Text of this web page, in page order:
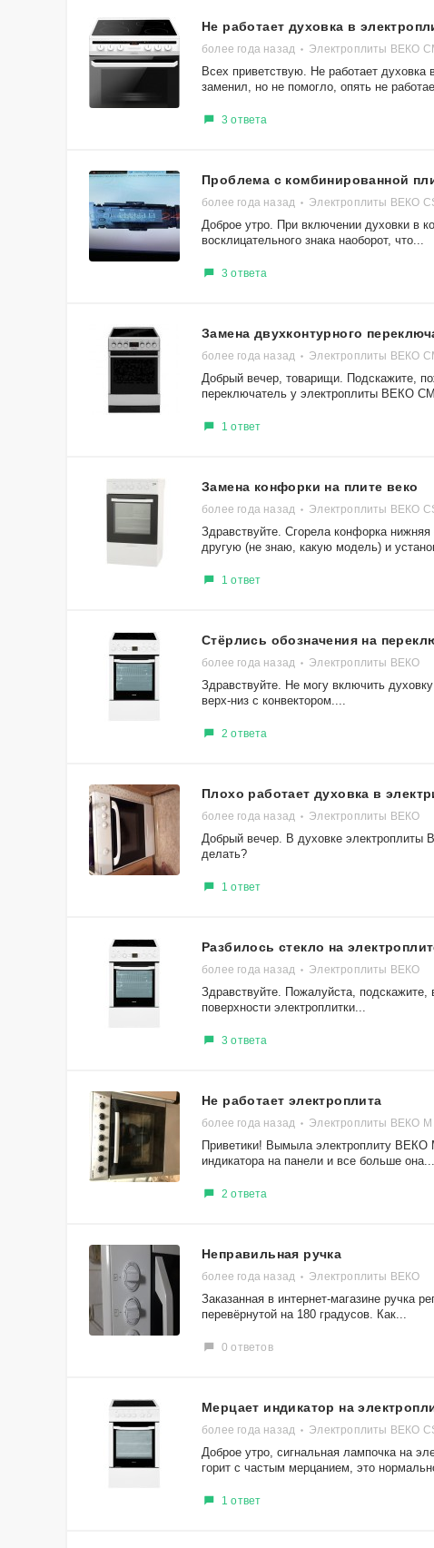
Не работает духовка в
более года назад Электроплиты ВЕКО
Всех приветствую. Не работает
заменил, но не помогло, опять не
3 ответа
Проблема с комбинированной
более года назад Электроплиты ВЕКО
Доброе утро. При включении духовки в
восклицательного знака наоборот, что...
3 ответа
Замена двухконтурного
более года назад Электроплиты ВЕКО
Добрый вечер, товарищи. Подскажите,
переключатель у электроплиты ВЕКО
1 ответ
Замена конфорки на плите веко
более года назад Электроплиты ВЕКО
Здравствуйте. Сгорела конфорка
другую (не знаю, какую модель) и
1 ответ
Стёрлись обозначения на
более года назад Электроплиты ВЕКО
Здравствуйте. Не могу включить
верх-низ с конвектором....
2 ответа
Плохо работает духовка в
более года назад Электроплиты ВЕКО
Добрый вечер. В духовке электроплиты
делать?
1 ответ
Разбилось стекло на
более года назад Электроплиты ВЕКО
Здравствуйте. Пожалуйста,
поверхности электроплитки...
3 ответа
Не работает электроплита
более года назад Электроплиты ВЕКО M
Приветики! Вымыла электроплиту ВЕКО
индикатора на панели и все больше она...
2 ответа
Неправильная ручка
более года назад Электроплиты ВЕКО
Заказанная в интернет-магазине ручка
перевёрнутой на 180 градусов. Как...
0 ответов
Мерцает индикатор на
более года назад Электроплиты ВЕКО
Доброе утро, сигнальная лампочка на
горит с частым мерцанием, это
1 ответ